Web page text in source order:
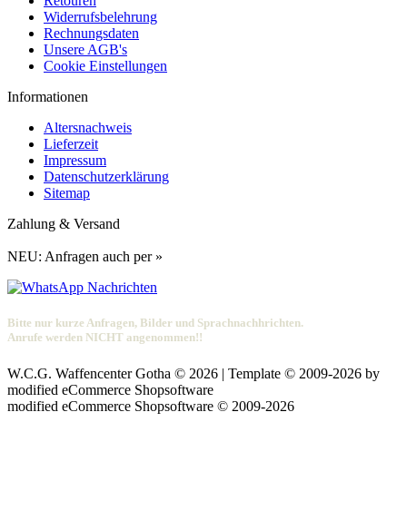
Widerrufsbelehrung
Rechnungsdaten
Unsere AGB's
Cookie Einstellungen
Informationen
Altersnachweis
Lieferzeit
Impressum
Datenschutzerklärung
Sitemap
Zahlung & Versand
NEU: Anfragen auch per »
Bitte nur kurze Anfragen, Bilder und Sprachnachhrichten.
Anrufe werden NICHT angenommen!!
W.C.G. Waffencenter Gotha © 2026 | Template © 2009-2026 by
modified eCommerce Shopsoftware
modified eCommerce Shopsoftware © 2009-2026